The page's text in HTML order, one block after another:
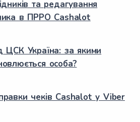
та редагування
в ПРРО Cashalot
ЦСК Україна: за якими
особа?
чеків Cashalot у Viber